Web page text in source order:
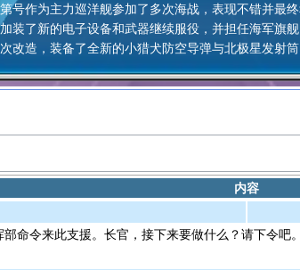
号作为主力巡洋舰参加了多次海战，表现不错并最
装了新的电子设备和武器继续服役，并担任海军旗
改造，装备了全新的小猎犬防空导弹与北极星发射筒
内容
命令来此支援。长官，接下来要做什么？请下令吧。